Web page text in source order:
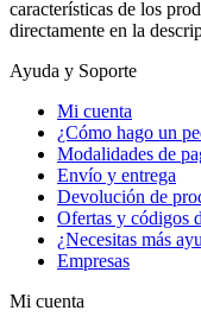
características de los
directamente en la
Ayuda y Soporte
Mi cuenta
¿Cómo hago un
Modalidades de
Envío y entrega
Devolución de
Ofertas y códigos
¿Necesitas más
Empresas
Mi cuenta